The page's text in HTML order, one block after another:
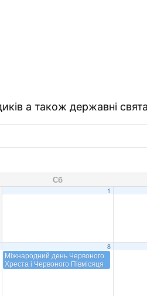
а також державні
Сб
1
8
Міжнародний день Червоного
Хреста і Червоного Півмісяця